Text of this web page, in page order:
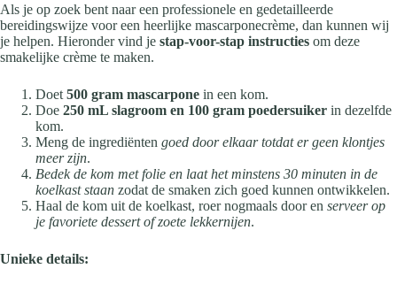
Als je op zoek bent naar een professionele en gedetailleerde
bereidingswijze voor een heerlijke mascarponecrème, dan kunnen wij
je helpen. Hieronder vind je stap-voor-stap instructies om deze
smakelijke crème te maken.
Doet 500 gram mascarpone in een kom.
Doe 250 mL slagroom en 100 gram poedersuiker in dezelfde
kom.
Meng de ingrediënten goed door elkaar totdat er geen klontjes
meer zijn.
Bedek de kom met folie en laat het minstens 30 minuten in de
koelkast staan zodat de smaken zich goed kunnen ontwikkelen.
Haal de kom uit de koelkast, roer nogmaals door en serveer op
je favoriete dessert of zoete lekkernijen.
Unieke details: